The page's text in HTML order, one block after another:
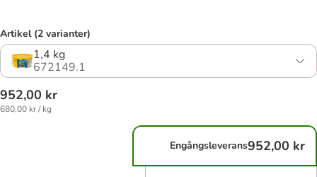
Artikel (2 varianter)
1,4 kg
672149.1
952,00 kr
680,00 kr / kg
Engångsleverans952,00 kr